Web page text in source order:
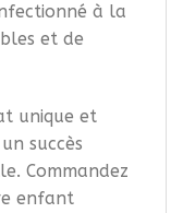
à la
et de
unique et
succès
Commandez
enfant